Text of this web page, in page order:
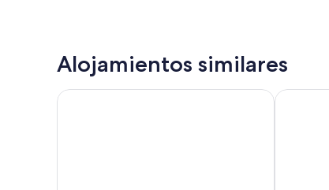
Alojamientos similares
Finlandia Hotel Alba Time Hotel